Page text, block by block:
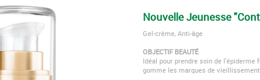
Nouvelle Jeunesse
Gel-crème, Anti-âge
OBJECTIF BEAUTÉ
Idéal pour prendre soin de
gomme les marques de